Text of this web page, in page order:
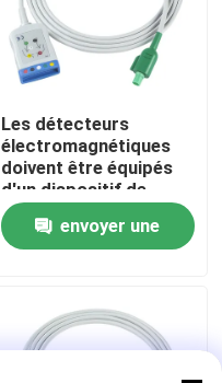
Les détecteurs
électromagnétiques
doivent être équipés
d'un dispositif de
détection de
l'électricité et d'un
dispositif de
envoyer une